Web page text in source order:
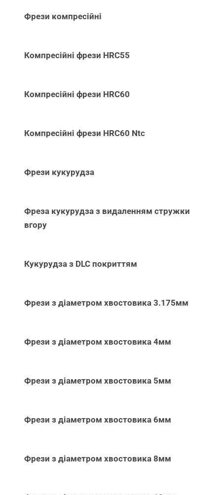
Фрези компресійні
Компресійні фрези HRC55
Компресійні фрези HRC60
Компресійні фрези HRC60 Ntc
Фрези кукурудза
Фреза кукурудза з видаленням стружки
вгору
Кукурудза з DLC покриттям
Фрези з діаметром хвостовика 3.175мм
Фрези з діаметром хвостовика 4мм
Фрези з діаметром хвостовика 5мм
Фрези з діаметром хвостовика 6мм
Фрези з діаметром хвостовика 8мм